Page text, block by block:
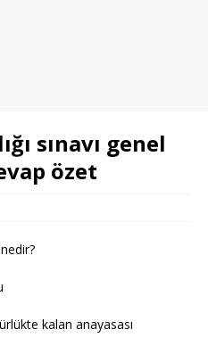
sınavı genel
özet
kalan anayasası